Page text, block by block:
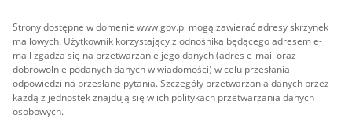
Strony dostępne w domenie www.gov.pl mogą zawierać adresy skrzynek
mailowych. Użytkownik korzystający z odnośnika będącego adresem e-
mail zgadza się na przetwarzanie jego danych (adres e-mail oraz
dobrowolnie podanych danych w wiadomości) w celu przesłania
odpowiedzi na przesłane pytania. Szczegóły przetwarzania danych przez
każdą z jednostek znajdują się w ich politykach przetwarzania danych
osobowych.